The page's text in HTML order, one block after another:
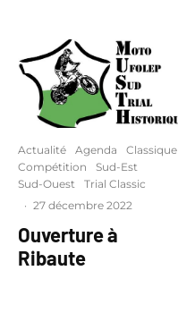
Actualité Agenda
Classique
Compétition
Sud-Est
Sud-Ouest
Trial Classic
· 27 décembre 2022
Ouverture à
Ribaute